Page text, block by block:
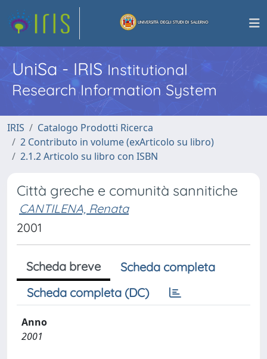
UniSa - IRISInstitutional
Research Information System
IRIS
Catalogo Prodotti Ricerca
2 Contributo in volume (exArticolo su libro)
2.1.2 Articolo su libro con ISBN
Città greche e comunità sannitiche
CANTILENA, Renata
2001
Scheda breve
Scheda completa
Scheda completa (DC)
Anno
2001